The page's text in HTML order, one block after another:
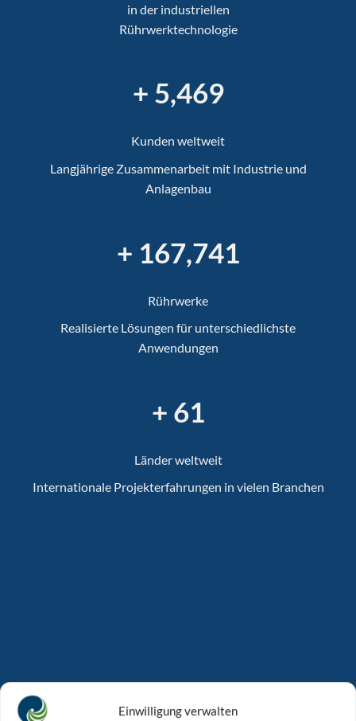
Einwilligung verwalten
in der industriellen
Rührwerktechnologie
+ 6,052
Kunden weltweit
Langjährige Zusammenarbeit mit Industrie und
Anlagenbau
+ 185,607
Rührwerke
Realisierte Lösungen für unterschiedlichste
Anwendungen
+ 67
Länder weltweit
Internationale Projekterfahrungen in vielen Branchen